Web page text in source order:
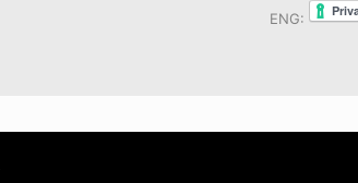
ENG: